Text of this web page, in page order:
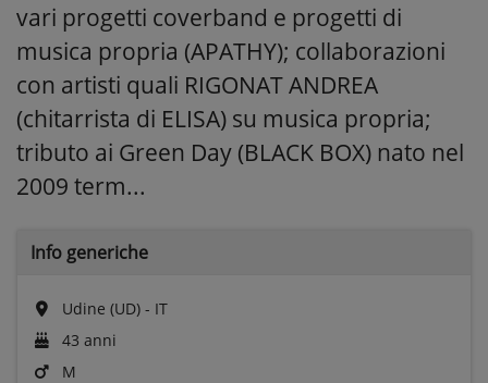
vari progetti coverband e progetti di
musica propria (APATHY); collaborazioni
con artisti quali RIGONAT ANDREA
(chitarrista di ELISA) su musica propria;
tributo ai Green Day (BLACK BOX) nato nel
2009 term...
Info generiche
Udine (UD) - IT
43 anni
M